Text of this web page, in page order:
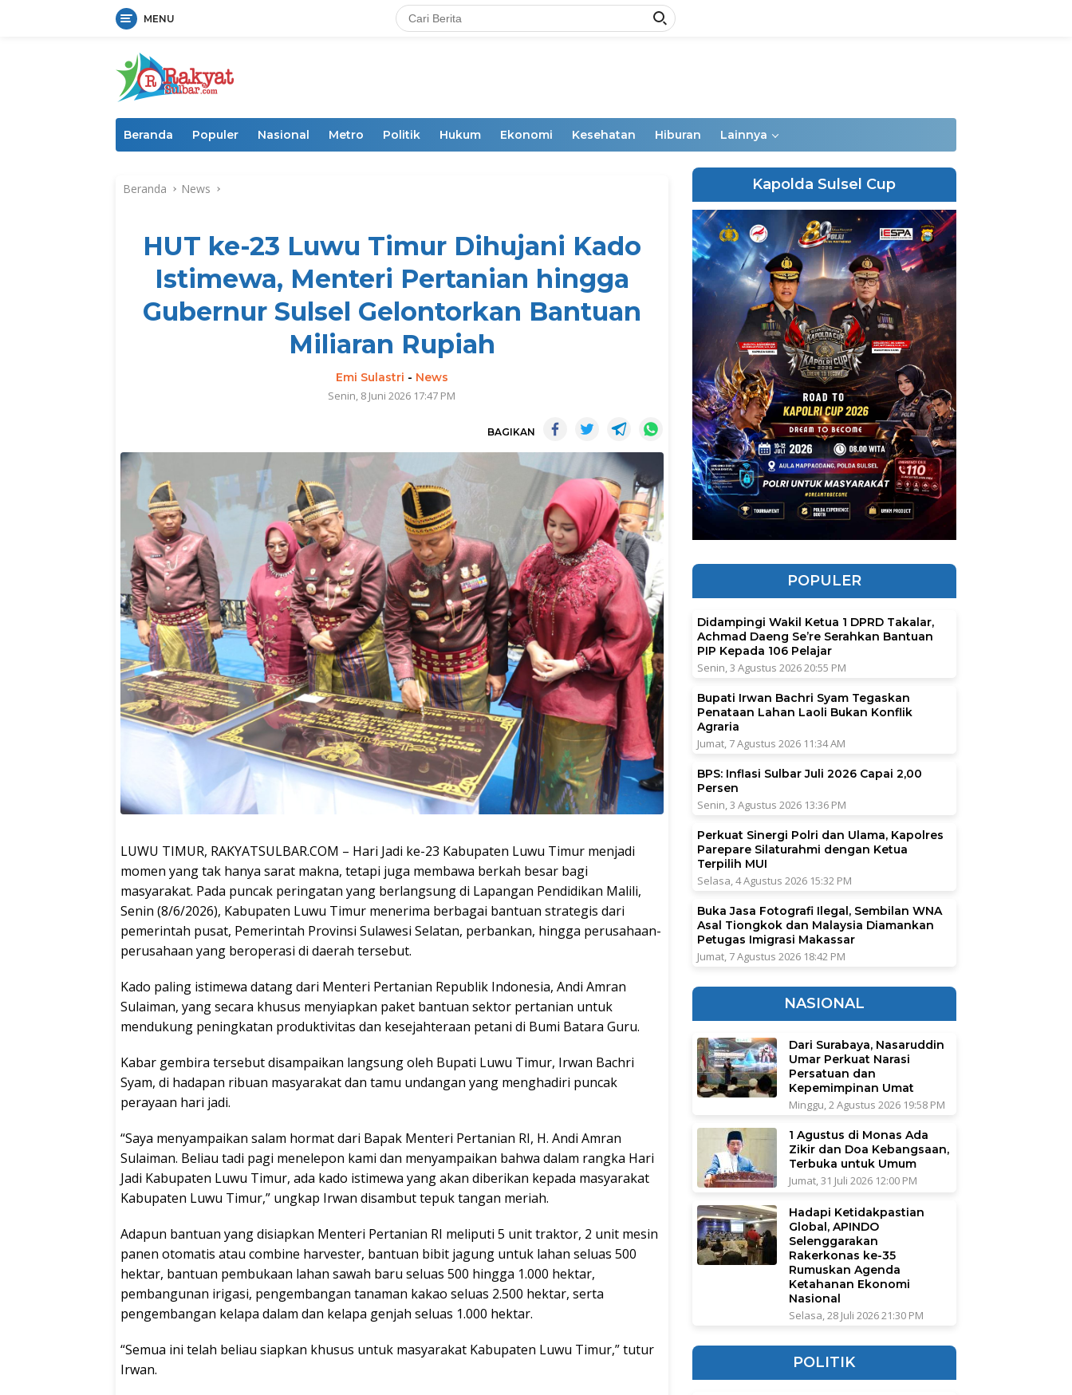
MENU
Beranda Populer Nasional Metro Politik Hukum Ekonomi Kesehatan Hiburan Lainnya
Beranda News
HUT ke-23 Luwu Timur Dihujani Kado
Istimewa, Menteri Pertanian hingga
Gubernur Sulsel Gelontorkan Bantuan
Miliaran Rupiah
Emi Sulastri - News
Senin, 8 Juni 2026 17:47 PM
BAGIKAN
LUWU TIMUR, RAKYATSULBAR.COM – Hari Jadi ke-23 Kabupaten Luwu Timur menjadi
momen yang tak hanya sarat makna, tetapi juga membawa berkah besar bagi
masyarakat. Pada puncak peringatan yang berlangsung di Lapangan Pendidikan Malili,
Senin (8/6/2026), Kabupaten Luwu Timur menerima berbagai bantuan strategis dari
pemerintah pusat, Pemerintah Provinsi Sulawesi Selatan, perbankan, hingga perusahaan-
perusahaan yang beroperasi di daerah tersebut.
Kado paling istimewa datang dari Menteri Pertanian Republik Indonesia, Andi Amran
Sulaiman, yang secara khusus menyiapkan paket bantuan sektor pertanian untuk
mendukung peningkatan produktivitas dan kesejahteraan petani di Bumi Batara Guru.
Kabar gembira tersebut disampaikan langsung oleh Bupati Luwu Timur, Irwan Bachri
Syam, di hadapan ribuan masyarakat dan tamu undangan yang menghadiri puncak
perayaan hari jadi.
“Saya menyampaikan salam hormat dari Bapak Menteri Pertanian RI, H. Andi Amran
Sulaiman. Beliau tadi pagi menelepon kami dan menyampaikan bahwa dalam rangka Hari
Jadi Kabupaten Luwu Timur, ada kado istimewa yang akan diberikan kepada masyarakat
Kabupaten Luwu Timur,” ungkap Irwan disambut tepuk tangan meriah.
Adapun bantuan yang disiapkan Menteri Pertanian RI meliputi 5 unit traktor, 2 unit mesin
panen otomatis atau combine harvester, bantuan bibit jagung untuk lahan seluas 500
hektar, bantuan pembukaan lahan sawah baru seluas 500 hingga 1.000 hektar,
pembangunan irigasi, pengembangan tanaman kakao seluas 2.500 hektar, serta
pengembangan kelapa dalam dan kelapa genjah seluas 1.000 hektar.
“Semua ini telah beliau siapkan khusus untuk masyarakat Kabupaten Luwu Timur,” tutur
Irwan.
Kapolda Sulsel Cup
POPULER
Didampingi Wakil Ketua 1 DPRD Takalar,
Achmad Daeng Se’re Serahkan Bantuan
PIP Kepada 106 Pelajar
Senin, 3 Agustus 2026 20:55 PM
Bupati Irwan Bachri Syam Tegaskan
Penataan Lahan Laoli Bukan Konflik
Agraria
Jumat, 7 Agustus 2026 11:34 AM
BPS: Inflasi Sulbar Juli 2026 Capai 2,00
Persen
Senin, 3 Agustus 2026 13:36 PM
Perkuat Sinergi Polri dan Ulama, Kapolres
Parepare Silaturahmi dengan Ketua
Terpilih MUI
Selasa, 4 Agustus 2026 15:32 PM
Buka Jasa Fotografi Ilegal, Sembilan WNA
Asal Tiongkok dan Malaysia Diamankan
Petugas Imigrasi Makassar
Jumat, 7 Agustus 2026 18:42 PM
NASIONAL
Dari Surabaya, Nasaruddin
Umar Perkuat Narasi
Persatuan dan
Kepemimpinan Umat
Minggu, 2 Agustus 2026 19:58 PM
1 Agustus di Monas Ada
Zikir dan Doa Kebangsaan,
Terbuka untuk Umum
Jumat, 31 Juli 2026 12:00 PM
Hadapi Ketidakpastian
Global, APINDO
Selenggarakan
Rakerkonas ke-35
Rumuskan Agenda
Ketahanan Ekonomi
Nasional
Selasa, 28 Juli 2026 21:30 PM
POLITIK